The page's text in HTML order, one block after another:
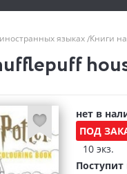
языках Книги
нет в
ПОД
10 экз.